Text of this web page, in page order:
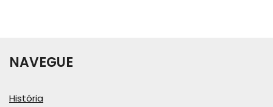
NAVEGUE
História